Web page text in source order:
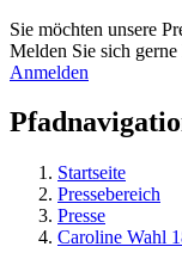
Sie möchten unsere
Melden Sie sich gerne
Anmelden
Startseite
Pressebereich
Presse
Caroline Wahl